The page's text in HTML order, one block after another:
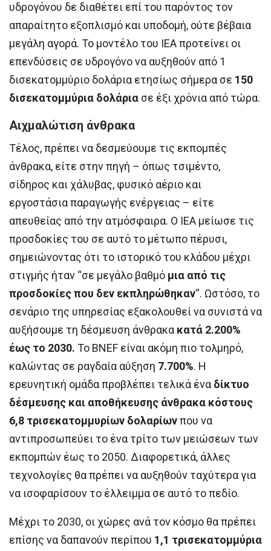
υδρογόνου δε διαθέτει επί του παρόντος τον
απαραίτητο εξοπλισμό και υποδομή, ούτε βέβαια
μεγάλη αγορά. Το μοντέλο του IEA προτείνει οι
επενδύσεις σε υδρογόνο να αυξηθούν από 1
δισεκατομμύριο δολάρια ετησίως σήμερα σε 150
δισεκατομμύρια δολάρια σε έξι χρόνια από τώρα.
Αιχμαλώτιση άνθρακα
Τέλος, πρέπει να δεσμεύουμε τις εκπομπές
άνθρακα, είτε στην πηγή – όπως τσιμέντο,
σίδηρος και χάλυβας, φυσικό αέριο και
εργοστάσια παραγωγής ενέργειας – είτε
απευθείας από την ατμόσφαιρα. Ο IEA μείωσε τις
προσδοκίες του σε αυτό το μέτωπο πέρυσι,
σημειώνοντας ότι το ιστορικό του κλάδου μέχρι
στιγμής ήταν “σε μεγάλο βαθμό μια από τις
προσδοκίες που δεν εκπληρώθηκαν“. Ωστόσο, το
σενάριο της υπηρεσίας εξακολουθεί να συνιστά να
αυξήσουμε τη δέσμευση άνθρακα κατά 2.200%
έως το 2030. Το BNEF είναι ακόμη πιο τολμηρό,
καλώντας σε ραγδαία αύξηση 7.700%. Η
ερευνητική ομάδα προβλέπει τελικά ένα δίκτυο
δέσμευσης και αποθήκευσης άνθρακα κόστους
6,8 τρισεκατομμυρίων δολαρίωνπου να
αντιπροσωπεύει το ένα τρίτο των μειώσεων των
εκπομπών έως το 2050. Διαφορετικά, άλλες
τεχνολογίες θα πρέπει να αυξηθούν ταχύτερα για
να ισοφαρίσουν το έλλειμμα σε αυτό το πεδίο.
Μέχρι το 2030, οι χώρες ανά τον κόσμο θα πρέπει
επίσης να δαπανούν περίπου 1,1 τρισεκατομμύρια